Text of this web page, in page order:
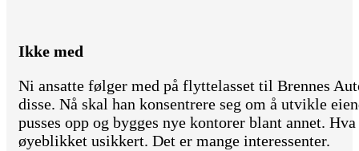
Ikke med
Ni ansatte følger med på flyttelasset til Brennes
disse. Nå skal han konsentrere seg om å utvikle
pusses opp og bygges nye kontorer blant annet.
øyeblikket usikkert. Det er mange interessenter.